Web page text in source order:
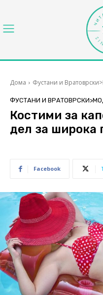
Дома Фустани и
ФУСТАНИ И
Костими за
дел за широка
Facebook